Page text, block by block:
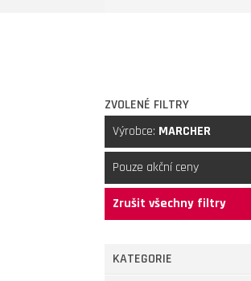
ZVOLENÉ FILTRY
Výrobce: MARCHER
Pouze akční ceny
Zrušit všechny filtry
KATEGORIE